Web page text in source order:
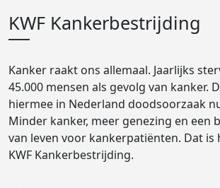
KWF Kankerbestrijding
Kanker raakt ons allemaal. Jaarlijks
45.000 mensen als gevolg van kanker.
hiermee in Nederland doodsoorzaak
Minder kanker, meer genezing en een
van leven voor kankerpatiënten. Dat is
KWF Kankerbestrijding.